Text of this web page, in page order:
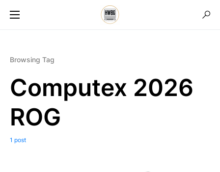
Browsing Tag
Computex 2026
ROG
1 post